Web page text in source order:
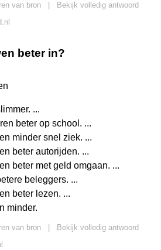
van bron
Bekijk volledig antwoord
beter in?
...
beter op school. ...
minder snel ziek. ...
beter autorijden. ...
beter met geld omgaan. ...
beleggers. ...
beter lezen. ...
minder.
van bron
Bekijk volledig antwoord